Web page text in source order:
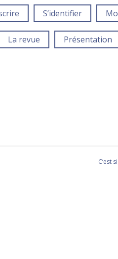
S’identifier
La revue Présentation
C‘est